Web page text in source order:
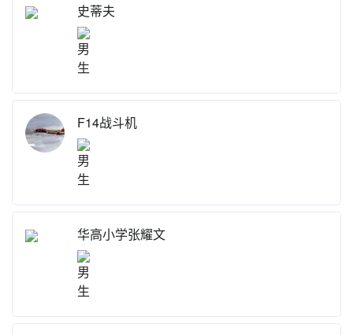
史蒂夫
F14战斗机
华高小学张耀文